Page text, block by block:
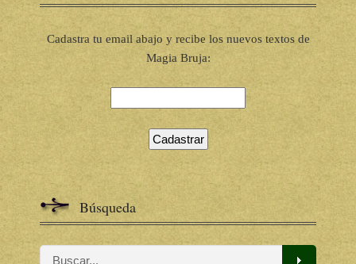
Cadastra tu email abajo y recibe los nuevos textos de
Magia Bruja:
Búsqueda